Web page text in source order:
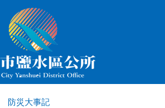
防災大事記